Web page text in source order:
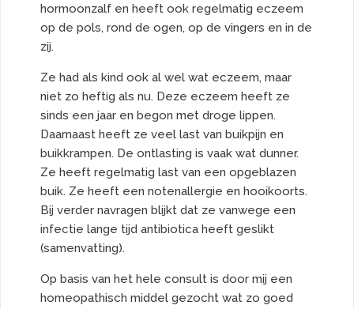
hormoonzalf en heeft ook regelmatig eczeem
op de pols, rond de ogen, op de vingers en in de
zij.
Ze had als kind ook al wel wat eczeem, maar
niet zo heftig als nu. Deze eczeem heeft ze
sinds een jaar en begon met droge lippen.
Daarnaast heeft ze veel last van buikpijn en
buikkrampen. De ontlasting is vaak wat dunner.
Ze heeft regelmatig last van een opgeblazen
buik. Ze heeft een notenallergie en hooikoorts.
Bij verder navragen blijkt dat ze vanwege een
infectie lange tijd antibiotica heeft geslikt
(samenvatting).
Op basis van het hele consult is door mij een
homeopathisch middel gezocht wat zo goed